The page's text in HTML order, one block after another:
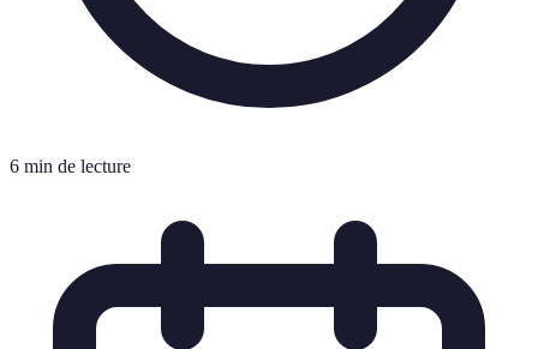
6 min de lecture